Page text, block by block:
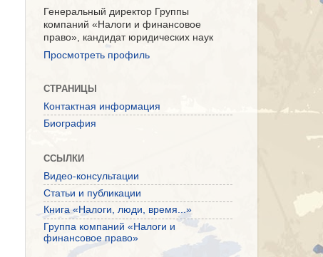
Генеральный директор Группы
компаний «Налоги и финансовое
право», кандидат юридических наук
Просмотреть профиль
СТРАНИЦЫ
Контактная информация
Биография
ССЫЛКИ
Видео-консультации
Статьи и публикации
Книга «Налоги, люди, время...»
Группа компаний «Налоги и
финансовое право»